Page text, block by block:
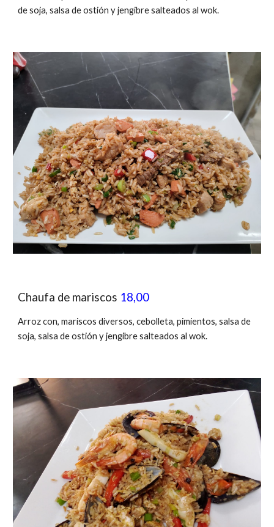
de soja, salsa de ostión y jengibre salteados al wok.
Chaufa de mariscos 18,00
Arroz con, mariscos diversos, cebolleta, pimientos, salsa de
soja, salsa de ostión y jengibre salteados al wok.